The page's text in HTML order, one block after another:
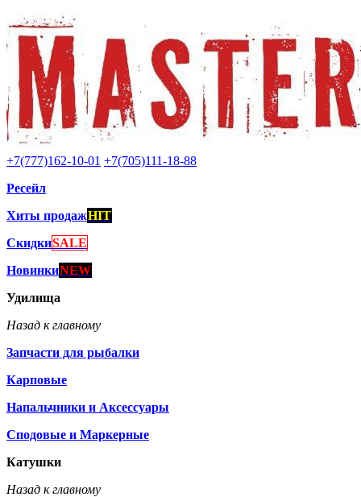
+7(777)162-10-01 +7(705)111-18-88
Ресейл
Хиты продажHIT
СкидкиSALE
НовинкиNEW
Удилища
Назад к главному
Запчасти для рыбалки
Карповые
Напальчники и Аксессуары
Сподовые и Маркерные
Катушки
Назад к главному